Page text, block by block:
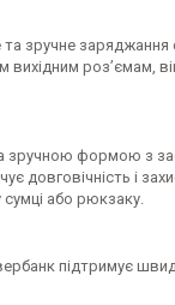
зручне заряджання
роз’ємам,
зручною формою з
довговічність і
сумці або рюкзаку.
підтримує